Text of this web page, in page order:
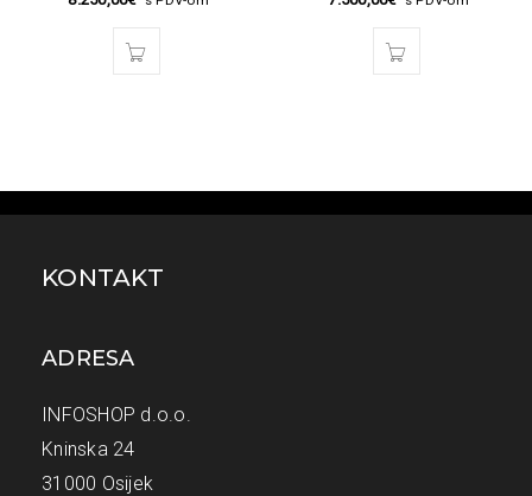
KONTAKT
ADRESA
INFOSHOP d.o.o.
Kninska 24
31000 Osijek